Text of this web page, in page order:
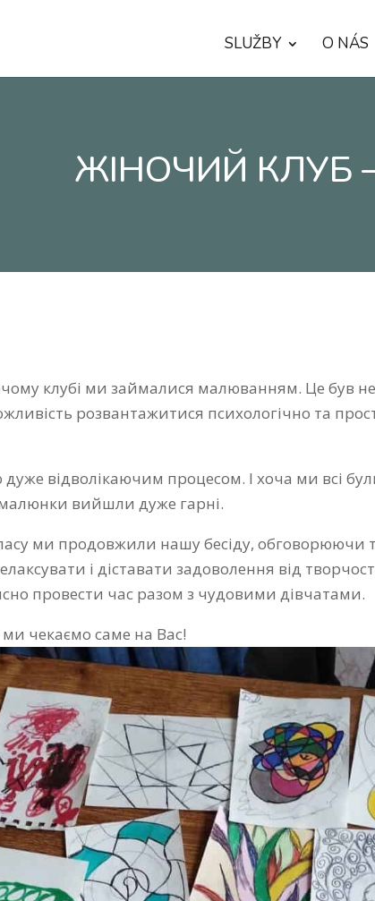
SLUŽBY O NÁS
ЖІНОЧИЙ
клубі ми займалися малюванням. Це був
розвантажитися психологічно та
відволікаючим процесом. І хоча ми всі
вийшли дуже гарні.
ми продовжили нашу бесіду, обговорюючи
і діставати задоволення від
провести час разом з чудовимидівчатами.
чекаємо саме на Вас!